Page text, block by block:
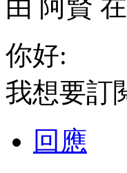
由 阿賢
你好:
我想要訂
回應